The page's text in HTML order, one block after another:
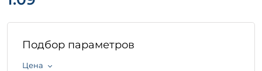
Подбор параметров
Цена